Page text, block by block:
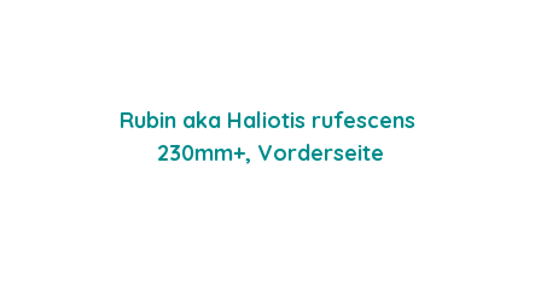
Rubin aka Haliotis rufescens
230mm+, Vorderseite